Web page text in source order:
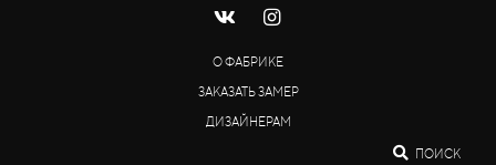
О ФАБРИКЕ
ЗАКАЗАТЬ ЗАМЕР
ДИЗАЙНЕРАМ
ПОИСК